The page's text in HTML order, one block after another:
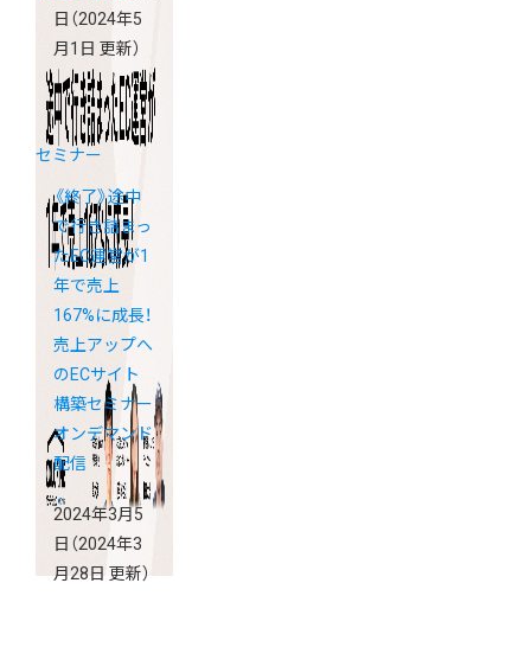
日 （2024年5
月1日 更新）
セミナー
《終了》途中
で行き詰まっ
たEC運営が1
年で売上
167%に成長！
売上アップへ
のECサイト
構築セミナー
オンデマンド
配信
2024年3月5
日 （2024年3
月28日 更新）